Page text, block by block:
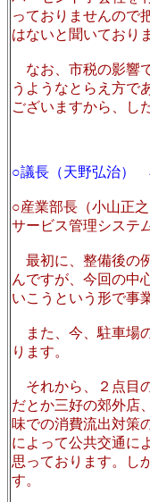
っておりませんので
はないと聞いており
なお、市税の影響
うようなとらえ方で
ございますから、し
○議長（天野弘治）
○産業部長（小山正
サービス管理システ
最初に、整備後の
んですが、今回の中
いこうという形で事
また、今、駐車場
ります。
それから、２点目
だとか三好の郊外店
味での消費流出対策
によって公共交通に
思っております。し
す。